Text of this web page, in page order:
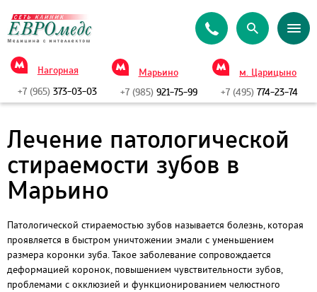
Нагорная
+7 (965) 373-03-03
Марьино
+7 (985)921-75-99
м. Царицыно
+7 (495) 774-23-74
Лечение патологической
стираемости зубов в
Марьино
Патологической стираемостью зубов называется болезнь, которая
проявляется в быстром уничтожении эмали с уменьшением
размера коронки зуба. Такое заболевание сопровождается
деформацией коронок, повышением чувствительности зубов,
проблемами с окклюзией и функционированием челюстного